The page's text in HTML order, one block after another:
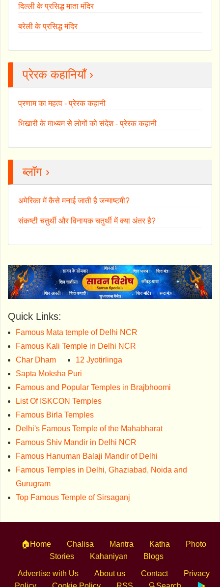
दिल्ली के प्रसिद्ध माता मंदिर
बरेली के प्रसिद्ध मंदिर
प्रेरक कहानियाँ ›
प्रणाम का महत्व - प्रेरक कहानी
भिखारी के माध्यम से लोगों को संदेश - प्रेरक कहानी
ब्लॉग ›
अमेरिका में कैसे मनाई जाती है जन्माष्टमी?
संकष्टी चतुर्थी और विनायक चतुर्थी में क्या अंतर है?
Quick Links:
Famous Mata temple of Delhi NCR
Famous Kali Temple in Delhi NCR
Char Dham
12 Jyotirlinga
Sapta Moksha Puri
Famous and Popular Temples in Brajbhoomi
List Of ISKCON Temples
Famous Birla Temples
Delhi's Famous Temple of the Mahabharat
Famous Shiv Mandir in Delhi NCR
Famous Hanuman Balaji Mandir of Delhi
Famous Temples in Delhi, Ghaziabad, Noida and
Gurugram
Top Famous Temple of Sirsaganj
🏠Home Chalisa Mantra Katha
Photo
Stories
Kahaniyan Blogs
Advertise with Us About us Contact
Privacy